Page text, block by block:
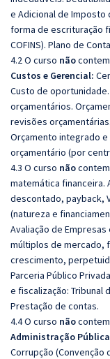
e Adicional de Imposto
forma de escrituração
COFINS). Plano de
4.2 O curso não
Custos e Gerencial:
Custo de
orçamentários.
revisões
Orçamento integrado
orçamentário (por
4.3 O curso não
matemática financeira.
descontado, payback,
(natureza e
Avaliação de
múltiplos de mercado,
crescimento,
Parceria Público
e fiscalização: Tribunal
Prestação de contas.
4.4 O curso não
Administração
Corrupção (Convenção